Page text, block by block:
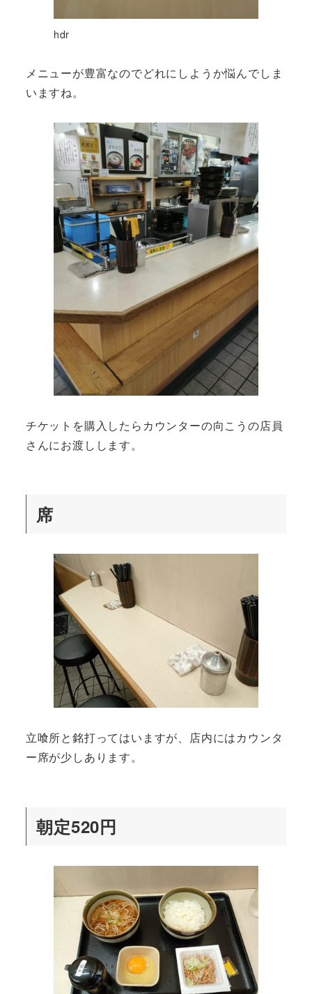
hdr
メニューが豊富なのでどれにしようか悩んでしま
いますね。
チケットを購入したらカウンターの向こうの店員
さんにお渡しします。
席
立喰所と銘打ってはいますが、店内にはカウンタ
ー席が少しあります。
朝定520円